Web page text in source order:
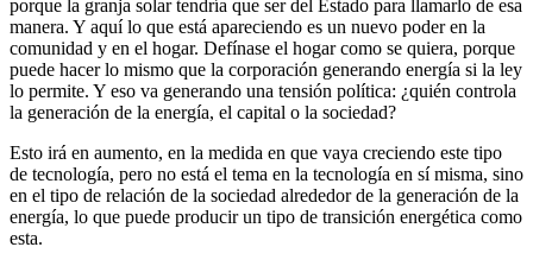
porque la granja solar tendría que ser del Estado para llamarlo de esa
manera. Y aquí lo que está apareciendo es un nuevo poder en la
comunidad y en el hogar. Defínase el hogar como se quiera, porque
puede hacer lo mismo que la corporación generando energía si la ley
lo permite. Y eso va generando una tensión política: ¿quién controla
la generación de la energía, el capital o la sociedad?
Esto irá en aumento, en la medida en que vaya creciendo este tipo
de tecnología, pero no está el tema en la tecnología en sí misma, sino
en el tipo de relación de la sociedad alrededor de la generación de la
energía, lo que puede producir un tipo de transición energética como
esta.